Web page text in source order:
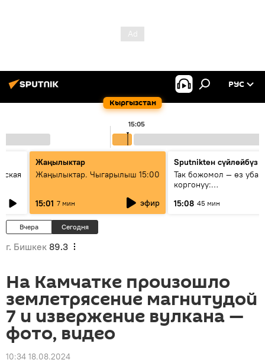
Кыргызстан
РУС
15:05
Жаңылыктар
Жаңылыктар. Чыгарылыш 15:00
15:01 7 мин эфир
Sputnikteн сүйлөйбүз
Так божомол — өз
коргонуу:
кантип өркүндөтүлүүдө
15:08 45 мин
Вчера Сегодня
г. Бишкек 89.3
На Камчатке произошло
землетрясение магнитудой
7 и извержение вулкана —
фото, видео
10:34 18.08.2024